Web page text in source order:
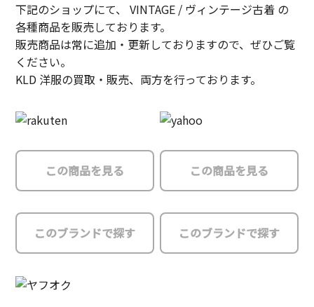
下記のショップにて、 VINTAGE / ヴィンテージ古着 の
各種商品を販売しております。
販売商品は常に追加・更新しておりますので、ぜひご覧
ください。
KLD 洋服の買取・販売、両方を行っております。
この商品を見る
このブランドで探す
この商品を見る
このブランドで探す